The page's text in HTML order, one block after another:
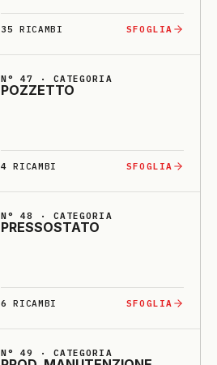
35 RICAMBI SFOGLIA
N° 47 · CATEGORIA
POZZETTO
4 RICAMBI SFOGLIA
N° 48 · CATEGORIA
PRESSOSTA­TO
6 RICAMBI SFOGLIA
N° 49 · CATEGORIA